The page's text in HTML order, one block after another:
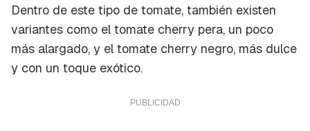
Dentro de este tipo de tomate, también existen
variantes como el tomate cherry pera, un poco
más alargado, y el tomate cherry negro, más dulce
y con un toque exótico.
Contenido enviado